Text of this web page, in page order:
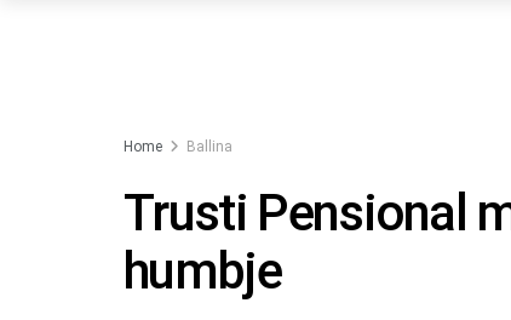
Home Ballina
Trusti Pensional
humbje